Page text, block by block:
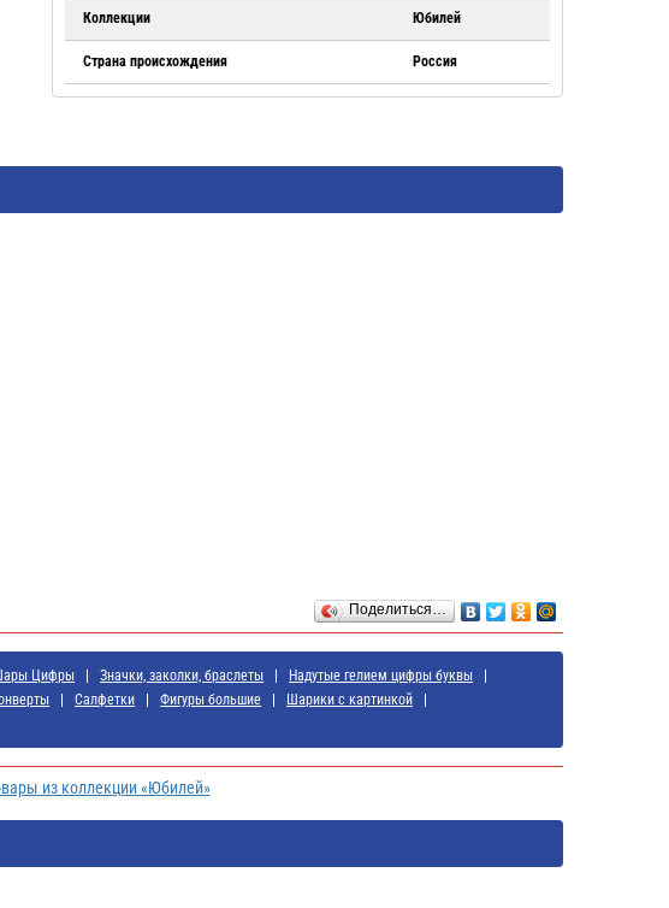
Коллекции Юбилей
Страна происхождения Россия
Поделиться…
Цифры Значки, заколки, браслеты
Надутые гелием цифры буквы
Салфетки Фигуры большие
Шарики с картинкой
из коллекции «Юбилей»